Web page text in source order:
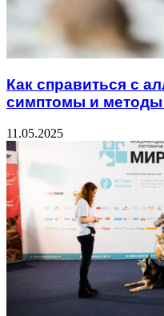
Как справиться с
симптомы и методы
11.05.2025